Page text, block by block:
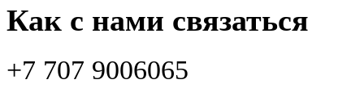
Как с нами связаться
+7 707 9006065